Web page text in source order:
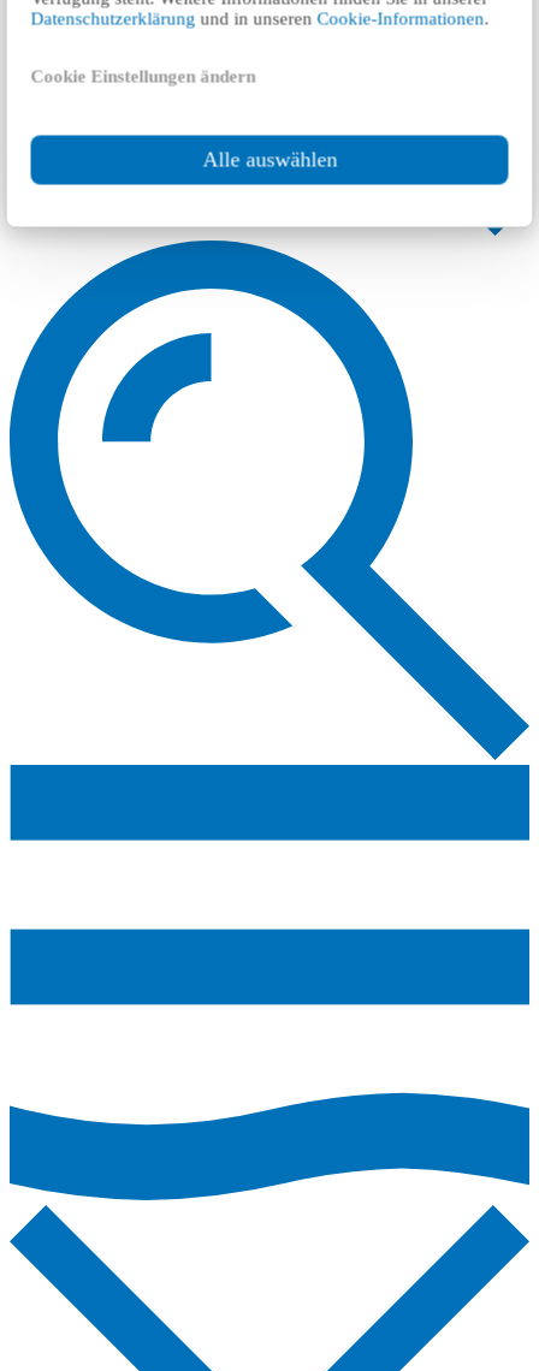
Datenschutzerklärung und in unserenCookie-Informationen.
Cookie Einstellungen ändern
Alle auswählen